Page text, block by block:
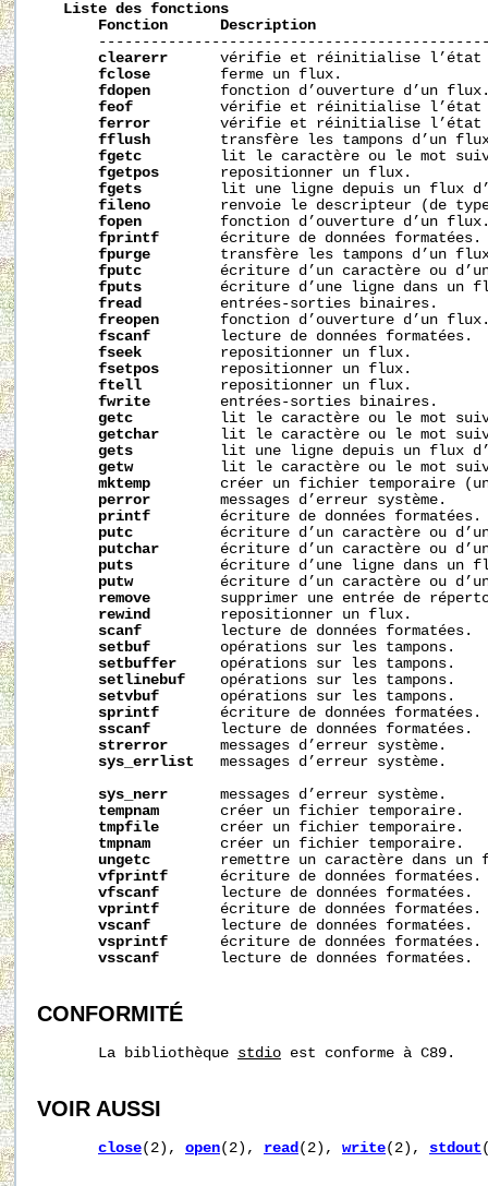
Liste des fonctions
Fonction
Description
clearerr
vérifie et réinitialise l’état
fclose
        ferme un flux.
fdopen
fonction d’ouverture d’un
feof
vérifie et réinitialise l’état
ferror
vérifie et réinitialise l’état
fflush
transfère les tampons d’un
fgetc
lit le caractère ou le mot
fgetpos
       repositionner un flux.
fgets
lit une ligne depuis un flux
fileno
renvoie le descripteur (de
fopen
fonction d’ouverture d’un
fprintf
       écriture de données formatées.
fpurge
transfère les tampons d’un
fputc
écriture d’un caractère ou
fputs
écriture d’une ligne dans un
fread
         entrées-sorties binaires.
freopen
fonction d’ouverture d’un
fscanf
        lecture de données formatées.
fseek
         repositionner un flux.
fsetpos
       repositionner un flux.
ftell
         repositionner un flux.
fwrite
        entrées-sorties binaires.
getc
lit le caractère ou le mot
getchar
lit le caractère ou le mot
gets
lit une ligne depuis un flux
getw
lit le caractère ou le mot
mktemp
créer un fichier temporaire
perror
        messages d’erreur système.
printf
        écriture de données formatées.
putc
écriture d’un caractère ou
putchar
écriture d’un caractère ou
puts
écriture d’une ligne dans un
putw
écriture d’un caractère ou
remove
supprimer une entrée de
rewind
        repositionner un flux.
scanf
         lecture de données formatées.
setbuf
        opérations sur les tampons.
setbuffer
     opérations sur les tampons.
setlinebuf
    opérations sur les tampons.
setvbuf
       opérations sur les tampons.
sprintf
       écriture de données formatées.
sscanf
        lecture de données formatées.
strerror
      messages d’erreur système.
sys_errlist
   messages d’erreur système.
sys_nerr
      messages d’erreur système.
tempnam
       créer un fichier temporaire.
tmpfile
       créer un fichier temporaire.
tmpnam
        créer un fichier temporaire.
ungetc
remettre un caractère dans un
vfprintf
      écriture de données formatées.
vfscanf
       lecture de données formatées.
vprintf
       écriture de données formatées.
vscanf
        lecture de données formatées.
vsprintf
      écriture de données formatées.
vsscanf
       lecture de données formatées.
CONFORMITÉ
       La bibliothèque
stdio est conforme à C89.
VOIR AUSSI
close(2), open(2), read (2), write(2), stdout